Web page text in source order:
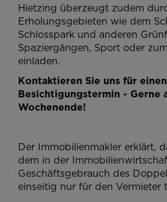
Hietzing überzeugt zudem
Erholungsgebieten wie dem
Schlosspark und anderen
Spaziergängen, Sport oder
einladen.
Kontaktieren Sie uns für
Besichtigungstermin - Gerne
Wochenende!
Der Immobilienmakler erklärt,
dem in der
Geschäftsgebrauch des
einseitig nur für den Vermieter